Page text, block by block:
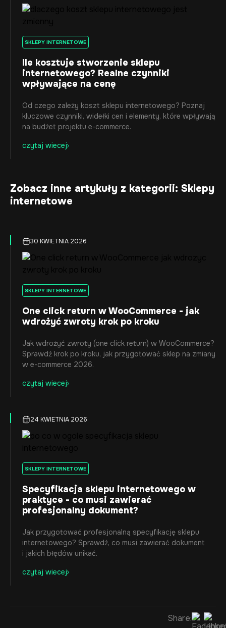
SKLEPY INTERNETOWE
Ile kosztuje stworzenie sklepu
internetowego? Realne czynniki
wpływające na cenę
Od czego zależy koszt sklepu internetowego? Poznaj
kluczowe czynniki, widełki cen i elementy, które wpływają
na budżet projektu e-commerce.
czytaj wiecej
Zobacz inne artykuły z kategorii: Sklepy
internetowe
30 KWIETNIA 2026
SKLEPY INTERNETOWE
One click return w WooCommerce - jak
wdrożyć zwroty krok po kroku
Jak wdrożyć zwroty (one click return) w WooCommerce?
Sprawdź krok po kroku, jak przygotować sklep na zmiany
w e-commerce 2026.
czytaj wiecej
24 KWIETNIA 2026
SKLEPY INTERNETOWE
Specyfikacja sklepu internetowego w
praktyce - co musi zawierać
profesjonalny dokument?
Jak przygotować profesjonalną specyfikację sklepu
internetowego? Sprawdź, co musi zawierać dokument
i jakich błędów unikać.
czytaj wiecej
Share: